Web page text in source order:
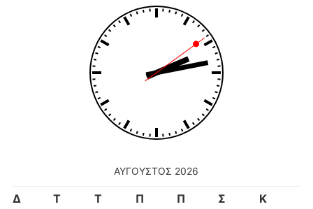
ΑΎΓΟΥΣΤΟΣ 2026
Δ Τ Τ Π Π Σ
Κ